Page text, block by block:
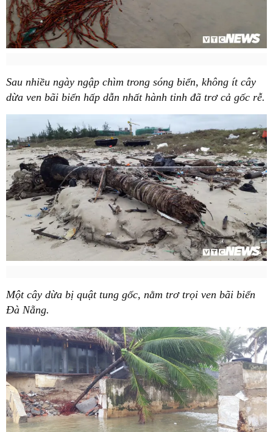
Sau nhiều ngày ngập chìm trong sóng biển, không ít cây
dừa ven bãi biển hấp dẫn nhất hành tinh đã trơ cả gốc rễ.
Một cây dừa bị quật tung gốc, nằm trơ trọi ven bãi biển
Đà Nẵng.